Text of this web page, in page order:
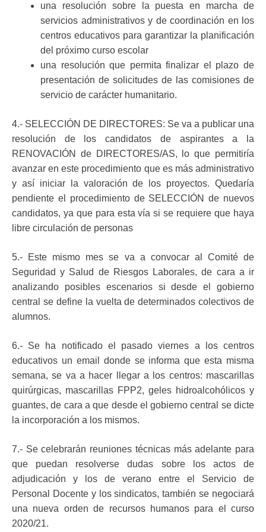
una resolución sobre la puesta en marcha de
servicios administrativos y de coordinación en los
centros educativos para garantizar la planificación
del próximo curso escolar
una resolución que permita finalizar el plazo de
presentación de solicitudes de las comisiones de
servicio de carácter humanitario.
4.- SELECCIÓN DE DIRECTORES: Se va a publicar una
resolución de los candidatos de aspirantes a la
RENOVACIÓN de DIRECTORES/AS, lo que permitiría
avanzar en este procedimiento que es más administrativo
y así iniciar la valoración de los proyectos. Quedaría
pendiente el procedimiento de SELECCIÓN de nuevos
candidatos, ya que para esta vía si se requiere que haya
libre circulación de personas
5.- Este mismo mes se va a convocar al Comité de
Seguridad y Salud de Riesgos Laborales, de cara a ir
analizando posibles escenarios si desde el gobierno
central se define la vuelta de determinados colectivos de
alumnos.
6.- Se ha notificado el pasado viernes a los centros
educativos un email donde se informa que esta misma
semana, se va a hacer llegar a los centros: mascarillas
quirúrgicas, mascarillas FPP2, geles hidroalcohólicos y
guantes, de cara a que desde el gobierno central se dicte
la incorporación a los mismos.
7.- Se celebrarán reuniones técnicas más adelante para
que puedan resolverse dudas sobre los actos de
adjudicación y los de verano entre el Servicio de
Personal Docente y los sindicatos, también se negociará
una nueva orden de recursos humanos para el curso
2020/21.